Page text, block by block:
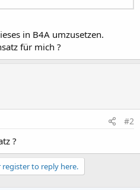
in B4A umzusetzen.
für mich ?
#2
?
to reply here.